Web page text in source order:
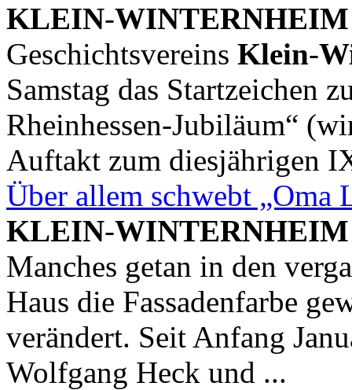
KLEIN-WINTERNHEIM
Geschichtsvereins Klein-
Samstag das Startzeichen
Rheinhessen-Jubiläum“
Auftakt zum diesjährigen
Über allem schwebt „Oma
KLEIN-WINTERNHEIM
Manches getan in den
Haus die Fassadenfarbe
verändert. Seit Anfang
Wolfgang Heck und ...